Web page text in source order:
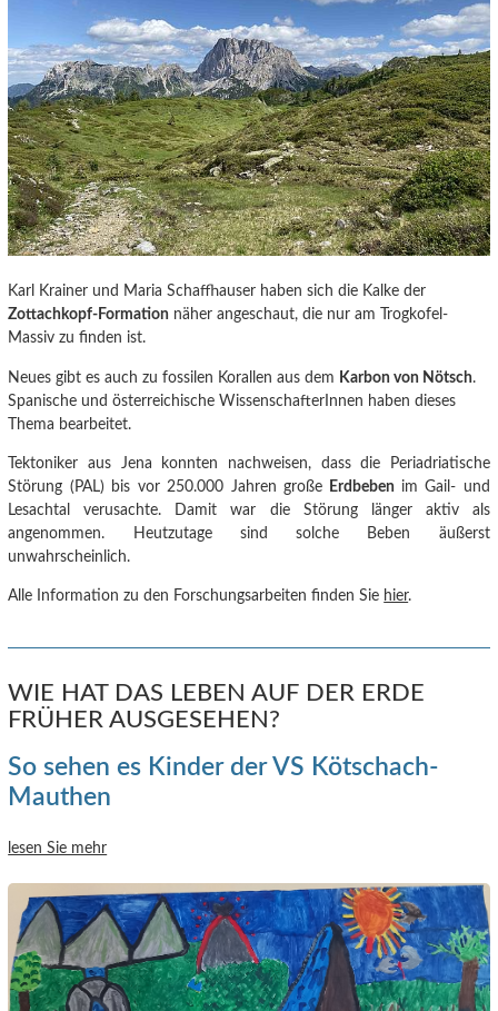
Karl Krainer und Maria Schaffhauser haben sich die Kalke der
Zottachkopf-Formation näher angeschaut, die nur am Trogkofel-
Massiv zu finden ist.
Neues gibt es auch zu fossilen Korallen aus dem Karbon von Nötsch.
Spanische und österreichische WissenschafterInnen haben dieses
Thema bearbeitet.
Tektoniker aus Jena konnten nachweisen, dass die Periadriatische
Störung (PAL) bis vor 250.000 Jahren große Erdbeben im Gail- und
Lesachtal verusachte.
Damit war die Störung länger aktiv als
angenommen. Heutzutage sind solche Beben äußerst
unwahrscheinlich.
Alle Information zu den Forschungsarbeiten finden Sie hier.
WIE HAT DAS LEBEN AUF DER ERDE
FRÜHER AUSGESEHEN?
So sehen es Kinder der VS Kötschach-
Mauthen
lesen Sie mehr